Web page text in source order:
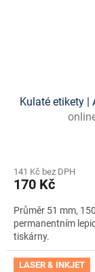
Kulaté etikety |
141 Kč bez DPH
170 Kč
Průměr 51 mm,
permanentním
tiskárny.
LASER & INKJET